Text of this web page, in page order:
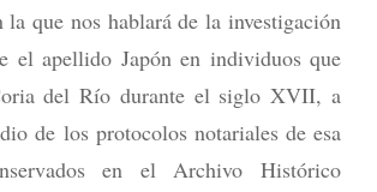
la que nos hablará de la investigación
el apellido Japón en individuos que
del Río durante el siglo XVII, a
de los protocolos notariales de esa
en el Archivo Histórico